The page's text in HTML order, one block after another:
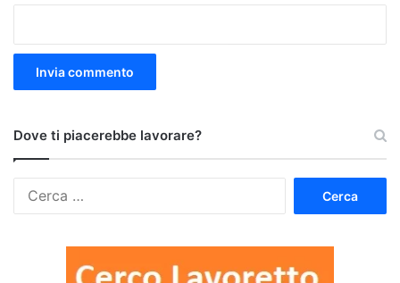
Dove ti piacerebbe lavorare?